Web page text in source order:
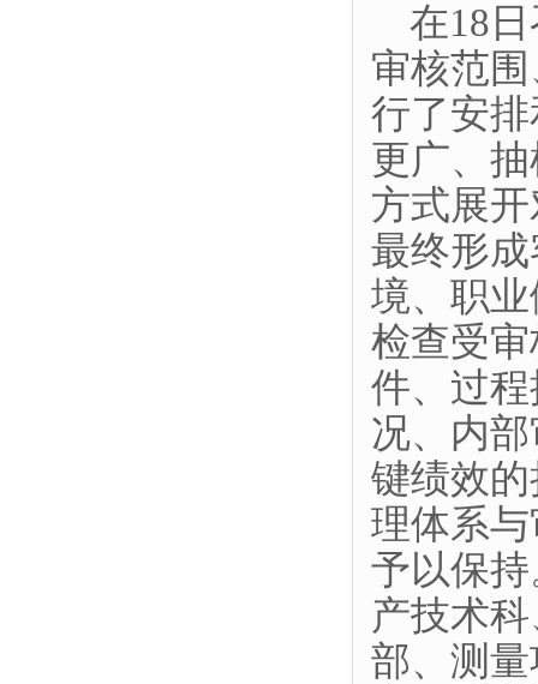
在18
审核范
行了安
更广、
方式展
最终形
境、职
检查受
件、过
况、内
键绩效
理体系
予以保
产技术
部、测